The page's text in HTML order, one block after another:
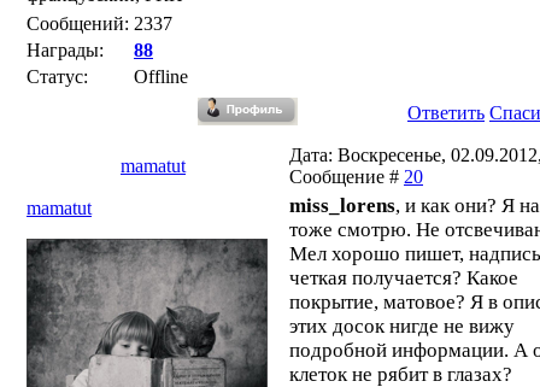
Сообщений: 2337
Награды:
88
Статус:
Offline
Ответить
mamatut
Дата: Воскресенье,
Сообщение # 20
mamatut
miss_lorens, и как они? Я
тоже смотрю. Не
Мел хорошо пишет, надпись
четкая получается? Какое
покрытие, матовое? Я в
этих досок нигде не вижу
подробной информации. А
клеток не рябит в глазах?